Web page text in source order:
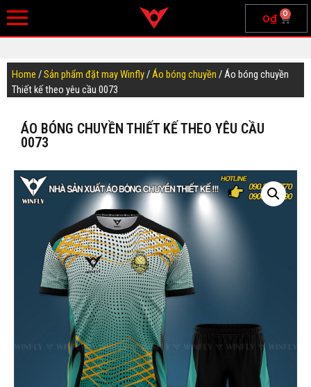
0₫ 0
Home /Sản phẩm đặt may Winfly/Áo bóng chuyền / Áo bóng chuyền
Thiết kế theo yêu cầu 0073
ÁO BÓNG CHUYỀN THIẾT KẾ THEO YÊU CẦU
0073